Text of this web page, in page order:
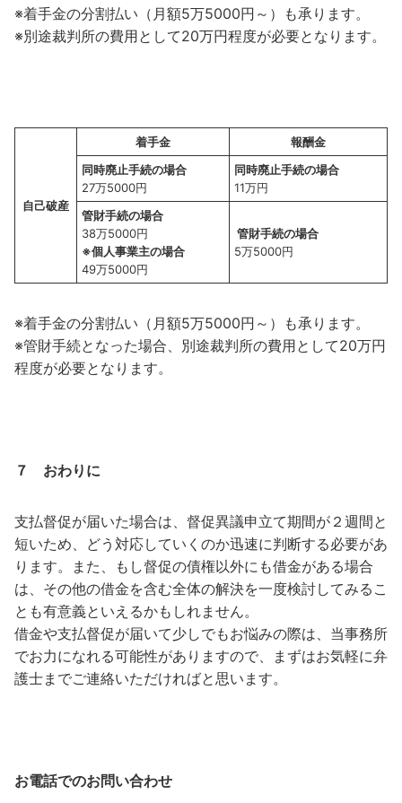
※着手金の分割払い（月額5万5000円～）も承ります。
※別途裁判所の費用として20万円程度が必要となります。
自己破産
着手金
報酬金
同時廃止手続の場合
27万5000円
同時廃止手続の場合
11万円
管財手続の場合
38万5000円
※個人事業主の場合
49万5000円
管財手続の場合
5万5000円
※着手金の分割払い（月額5万5000円～）も承ります。
※管財手続となった場合、別途裁判所の費用として20万円
程度が必要となります。
７ おわりに
支払督促が届いた場合は、督促異議申立て期間が２週間と
短いため、どう対応していくのか迅速に判断する必要があ
ります。また、もし督促の債権以外にも借金がある場合
は、その他の借金を含む全体の解決を一度検討してみるこ
とも有意義といえるかもしれません。
借金や支払督促が届いて少しでもお悩みの際は、当事務所
でお力になれる可能性がありますので、まずはお気軽に弁
護士までご連絡いただければと思います。
お電話でのお問い合わせ